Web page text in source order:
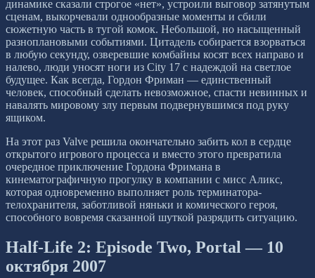
динамике сказали строгое «нет», устроили выговор затянутым
сценам, выкорчевали однообразные моменты и сбили
сюжетную часть в тугой комок. Небольшой, но насыщенный
разноплановыми событиями. Цитадель собирается взорваться
в любую секунду, озверевшие комбайны косят всех направо и
налево, люди уносят ноги из City 17 с надеждой на светлое
будущее. Как всегда, Гордон Фриман — единственный
человек, способный сделать невозможное, спасти невинных и
навалять мировому злу первым подвернувшимся под руку
ящиком.
На этот раз Valve решила окончательно забить кол в сердце
открытого игрового процесса и вместо этого превратила
очередное приключение Гордона Фримана в
кинематографичную прогулку в компании с мисс Аликс,
которая одновременно выполняет роль терминатора-
телохранителя, заботливой няньки и комического героя,
способного вовремя сказанной шуткой разрядить ситуацию.
Half-Life 2: Episode Two, Portal — 10
октября 2007